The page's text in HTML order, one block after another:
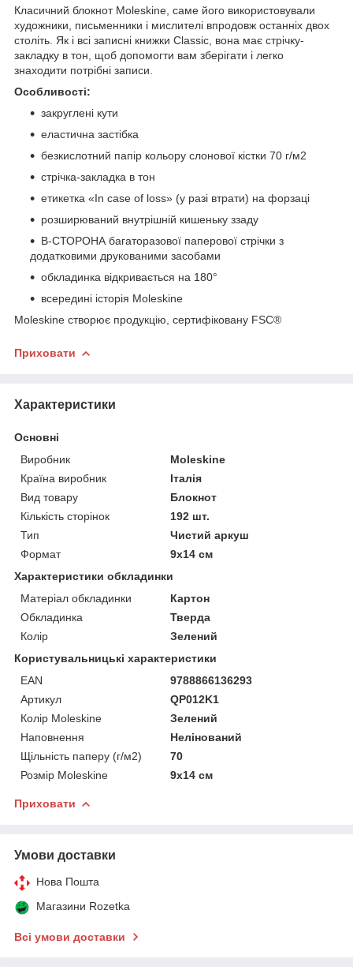
Класичний блокнот Moleskine, саме його використовували
художники, письменники і мислителі впродовж останніх двох
століть. Як і всі записні книжки Classic, вона має стрічку-
закладку в тон, щоб допомогти вам зберігати і легко
знаходити потрібні записи.
Особливості:
закруглені кути
еластична застібка
безкислотний папір кольору слонової кістки 70 г/м2
стрічка-закладка в тон
етикетка «In case of loss» (у разі втрати) на форзаці
розширюваний внутрішній кишеньку ззаду
В-СТОРОНА багаторазової паперової стрічки з
додатковими друкованими засобами
обкладинка відкривається на 180°
всередині історія Moleskine
Moleskine створює продукцію, сертифіковану FSC®
Приховати
Характеристики
Основні
Виробник
Moleskine
Країна виробник
Італія
Вид товару
Блокнот
Кількість сторінок
192 шт.
Тип
Чистий аркуш
Формат
9х14 см
Характеристики обкладинки
Матеріал обкладинки
Картон
Обкладинка
Тверда
Колір
Зелений
Користувальницькі характеристики
EAN
9788866136293
Артикул
QP012K1
Колір Moleskine
Зелений
Наповнення
Нелінований
Щільність паперу (г/м2)
70
Розмір Moleskine
9х14 см
Приховати
Умови доставки
Нова Пошта
Магазини Rozetka
Всі умови доставки